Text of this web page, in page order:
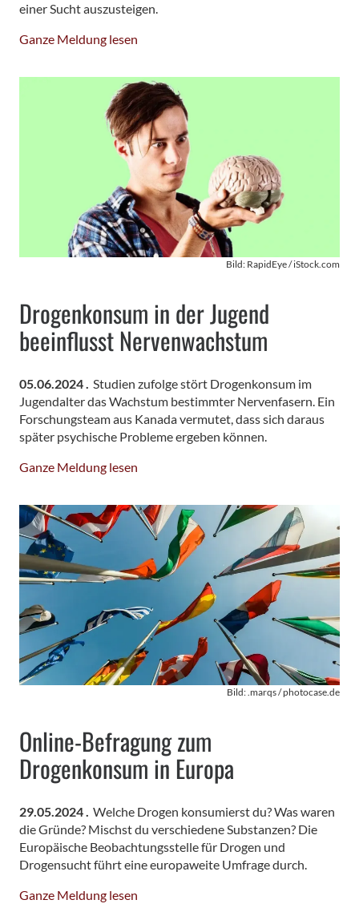
einer Sucht auszusteigen.
Ganze Meldung lesen
Bild: RapidEye / iStock.com
Drogenkonsum in der Jugend
beeinflusst Nervenwachstum
05.06.2024 .
Studien zufolge stört Drogenkonsum im
Jugendalter das Wachstum bestimmter Nervenfasern. Ein
Forschungsteam aus Kanada vermutet, dass sich daraus
später psychische Probleme ergeben können.
Ganze Meldung lesen
Bild: .marqs / photocase.de
Online-Befragung zum
Drogenkonsum in Europa
29.05.2024 .
Welche Drogen konsumierst du? Was waren
die Gründe? Mischst du verschiedene Substanzen? Die
Europäische Beobachtungsstelle für Drogen und
Drogensucht führt eine europaweite Umfrage durch.
Ganze Meldung lesen